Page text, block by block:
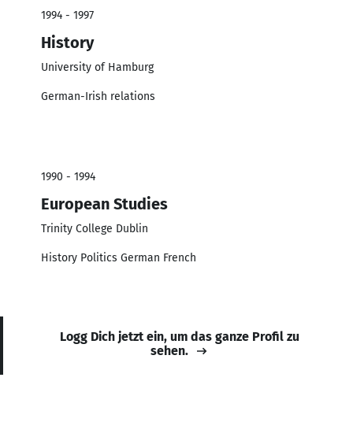
1994 - 1997
History
University of Hamburg
German-Irish relations
1990 - 1994
European Studies
Trinity College Dublin
History Politics German French
Logg Dich jetzt ein, um das ganze Profil zu
sehen.